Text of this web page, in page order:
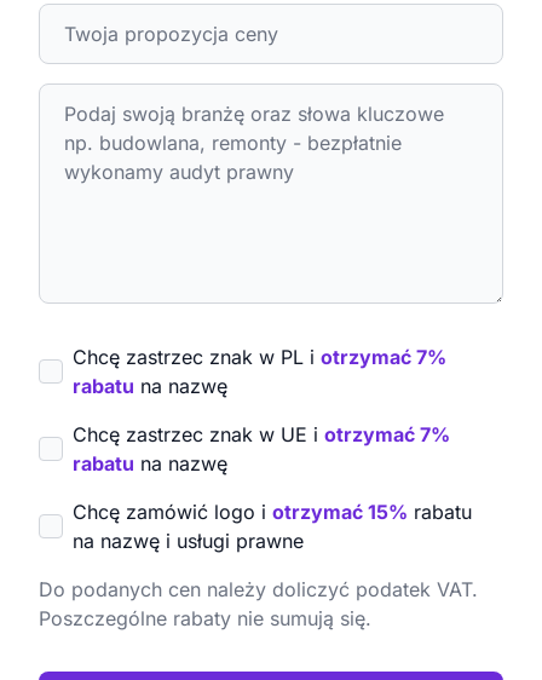
Chcę zastrzec znak w PL i otrzymać 7%
rabatu na nazwę
Chcę zastrzec znak w UE i otrzymać 7%
rabatu na nazwę
Chcę zamówić logo i otrzymać 15% rabatu
na nazwę i usługi prawne
Do podanych cen należy doliczyć podatek VAT.
Poszczególne rabaty nie sumują się.